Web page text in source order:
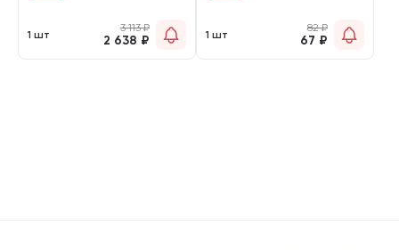
1 шт
3 113₽
2 638 ₽ 1 шт
82₽
67 ₽